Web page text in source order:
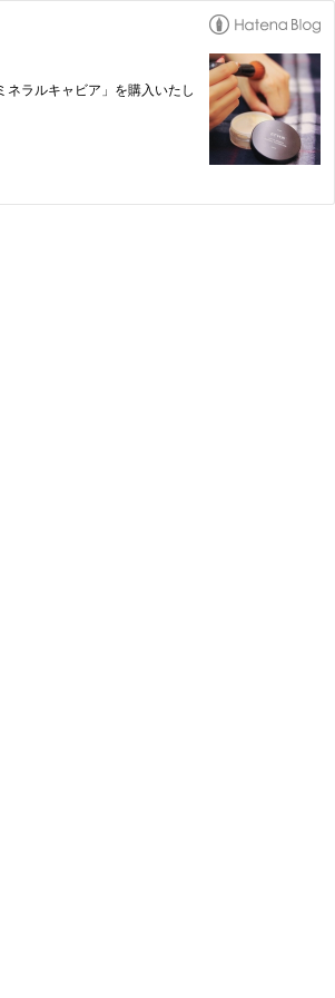
ラルキャビア」を購入いたし